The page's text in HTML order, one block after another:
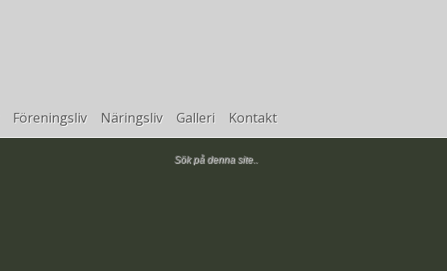
Föreningsliv Näringsliv Galleri Kontakt